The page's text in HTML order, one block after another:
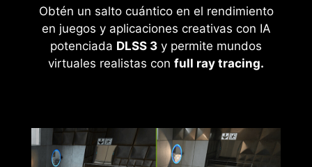
Obtén un salto cuántico en el rendimiento
en juegos y aplicaciones creativas con IA
potenciada DLSS 3 y permite mundos
virtuales realistas con full ray tracing.